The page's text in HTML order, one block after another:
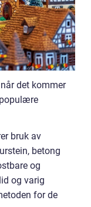
det kommer
bruk av
betong
og
og varig
for de